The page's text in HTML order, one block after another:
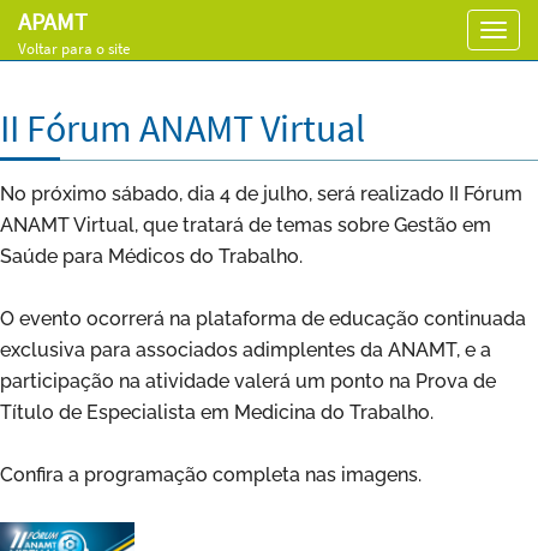
APAMT
Voltar para o site
II Fórum ANAMT Virtual
No próximo sábado, dia 4 de julho, será realizado II Fórum
ANAMT Virtual, que tratará de temas sobre Gestão em
Saúde para Médicos do Trabalho.
O evento ocorrerá na plataforma de educação continuada
exclusiva para associados adimplentes da ANAMT, e a
participação na atividade valerá um ponto na Prova de
Título de Especialista em Medicina do Trabalho.
Confira a programação completa nas imagens.